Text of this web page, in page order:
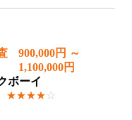
900,000円 ～
1,100,000円
ボーイ
★★★★ ☆